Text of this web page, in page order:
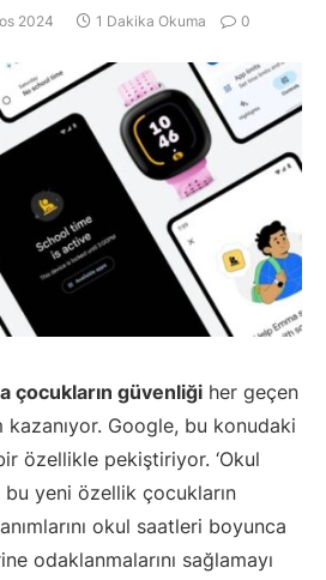
2024 1 Dakika Okuma 0
çocukların güvenliği her geçen
Google, bu konudaki
özellikle pekiştiriyor. ‘Okul
bu yeni özellik çocukların
okul saatleri boyunca
odaklanmalarını sağlamayı